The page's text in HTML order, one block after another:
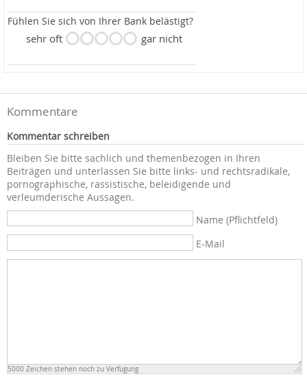
Fühlen Sie sich von Ihrer Bank belästigt?
sehr oft gar nicht
Kommentare
Kommentar schreiben
Bleiben Sie bitte sachlich und themenbezogen in Ihren
Beiträgen und unterlassen Sie bitte links- und rechtsradikale,
pornographische, rassistische, beleidigende und
verleumderische Aussagen.
Name (Pflichtfeld)
E-Mail
5000 Zeichen stehen noch zu Verfügung